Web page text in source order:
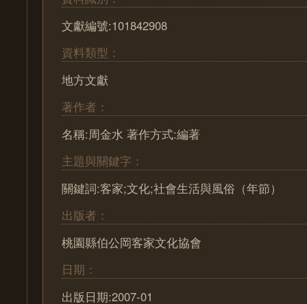
文獻編號:101842908
資料類型：
地方文獻
著作者：
名稱:周金水 著作方式:編著
主題與關鍵字：
關鍵詞:客家;文化;社會生活與風俗（年節）
出版者：
桃園縣伯公岡客家文化協會
日期：
出版日期:2007-01